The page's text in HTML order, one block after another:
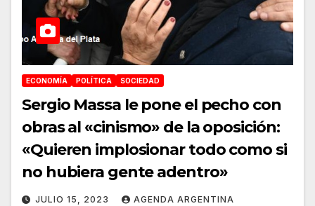
ECONOMÍA POLÍTICA SOCIEDAD
Sergio Massa le pone el pecho con
obras al «cinismo» de la oposición:
«Quieren implosionar todo como si
no hubiera gente adentro»
JULIO 15, 2023 AGENDA ARGENTINA